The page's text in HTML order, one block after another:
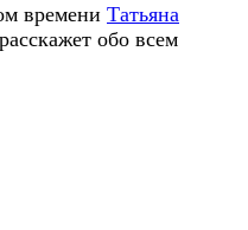
времени Татьяна
обо всем